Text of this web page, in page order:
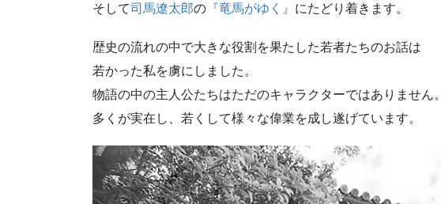
そして司馬遼太郎の 『竜馬がゆく』 にたどり着きます。
歴史の流れの中で大きな役割を果たした若者たちのお話は
若かった私を虜にしました。
物語の中の主人公たちはただのキャラクターではありません。
多くが実在し、若くして様々な偉業を成し遂げています。